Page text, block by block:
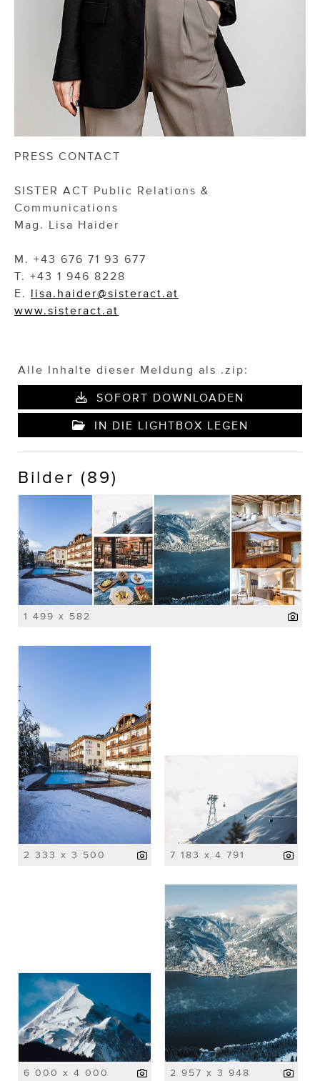
PRESS CONTACT
SISTER ACT Public Relations &
Communications
Mag. Lisa Haider
M. +43 676 71 93 677
T. +43 1 946 8228
E. lisa.haider@sisteract.at
www.sisteract.at
Alle Inhalte dieser Meldung als .zip:
SOFORT DOWNLOADEN
IN DIE LIGHTBOX LEGEN
Bilder (89)
1 499 x 582
2 333 x 3 500 7 183 x 4 791
6 000 x 4 000 2 957 x 3 948